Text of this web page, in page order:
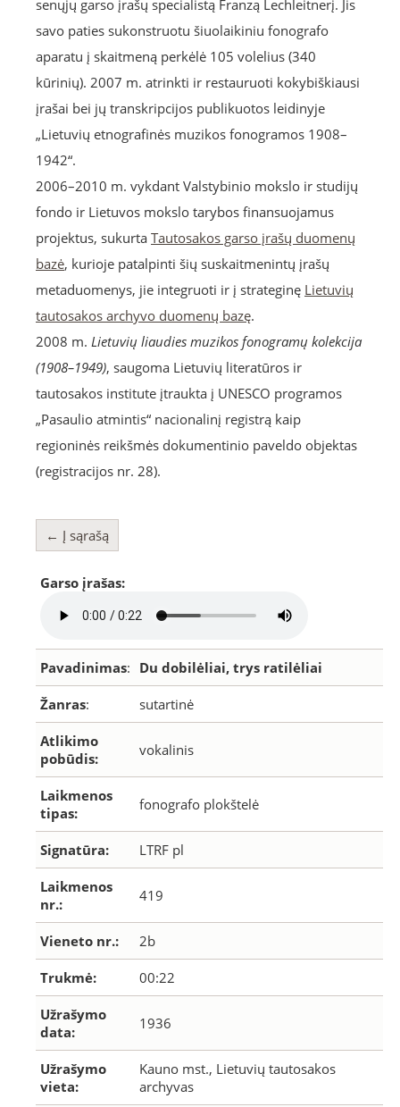
senųjų garso įrašų specialistą Franzą Lechleitnerį. Jis
savo paties sukonstruotu šiuolaikiniu fonografo
aparatu į skaitmeną perkėlė 105 volelius (340
kūrinių). 2007 m. atrinkti ir restauruoti kokybiškiausi
įrašai bei jų transkripcijos publikuotos leidinyje
„Lietuvių etnografinės muzikos fonogramos 1908–
1942“.
2006–2010 m. vykdant Valstybinio mokslo ir studijų
fondo ir Lietuvos mokslo tarybos finansuojamus
projektus, sukurta Tautosakos garso įrašų duomenų
bazė, kurioje patalpinti šių suskaitmenintų įrašų
metaduomenys, jie integruoti ir į strateginę Lietuvių
tautosakos archyvo duomenų bazę.
2008 m. Lietuvių liaudies muzikos fonogramų kolekcija
(1908–1949), saugoma Lietuvių literatūros ir
tautosakos institute įtraukta į UNESCO programos
„Pasaulio atmintis“ nacionalinį registrą kaip
regioninės reikšmės dokumentinio paveldo objektas
(registracijos nr. 28).
← Į sąrašą
Garso įrašas:
Pavadinimas: Du dobilėliai, trys ratilėliai
Žanras: sutartinė
Atlikimo
pobūdis:
vokalinis
Laikmenos
tipas:
fonografo plokštelė
Signatūra: LTRF pl
Laikmenos
nr.:
419
Vieneto nr.: 2b
Trukmė: 00:22
Užrašymo
data:
1936
Užrašymo
vieta:
Kauno mst., Lietuvių tautosakos
archyvas